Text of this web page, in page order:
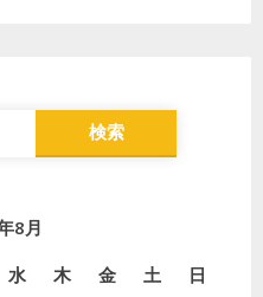
8月
水 木 金 土
日